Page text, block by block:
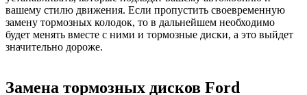
вашему стилю движения. Если пропустить своевременную
замену тормозных колодок, то в дальнейшем необходимо
будет менять вместе с ними и тормозные диски, а это выйдет
значительно дороже.
Замена тормозных дисков Ford